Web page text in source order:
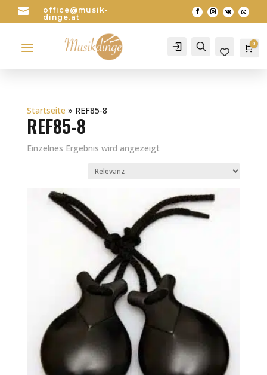

office@musik-
dinge.at
a Account Search 0
Startseite » REF85-8
REF85-8
Einzelnes Ergebnis wird angezeigt